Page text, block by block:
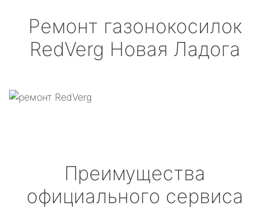
Ремонт газонокосилок
RedVerg Новая Ладога
Преимущества
официального сервиса